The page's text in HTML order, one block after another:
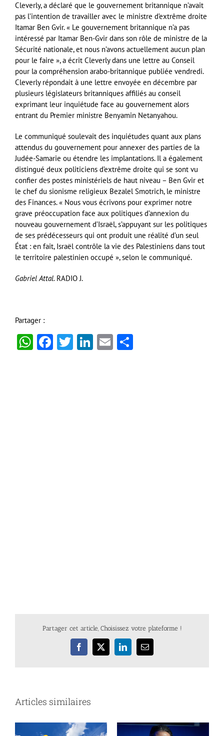
Cleverly, a déclaré que le gouvernement britannique n’avait
pas l’intention de travailler avec le ministre d’extrême droite
Itamar Ben Gvir. « Le gouvernement britannique n’a pas
intéressé par Itamar Ben-Gvir dans son rôle de ministre de la
Sécurité nationale, et nous n’avons actuellement aucun plan
pour le faire », a écrit Cleverly dans une lettre au Conseil
pour la compréhension arabo-britannique publiée vendredi.
Cleverly répondait à une lettre envoyée en décembre par
plusieurs législateurs britanniques affiliés au conseil
exprimant leur inquiétude face au gouvernement alors
entrant du Premier ministre Benyamin Netanyahou.
Le communiqué soulevait des inquiétudes quant aux plans
attendus du gouvernement pour annexer des parties de la
Judée-Samarie ou étendre les implantations. Il a également
distingué deux politiciens d’extrême droite qui se sont vu
confier des postes ministériels de haut niveau – Ben Gvir et
le chef du sionisme religieux Bezalel Smotrich, le ministre
des Finances. « Nous vous écrivons pour exprimer notre
grave préoccupation face aux politiques d’annexion du
nouveau gouvernement d’Israël, s’appuyant sur les politiques
de ses prédécesseurs qui ont produit une réalité d’un seul
État : en fait, Israël contrôle la vie des Palestiniens dans tout
le territoire palestinien occupé », selon le communiqué.
Gabriel Attal. RADIO J.
Partager :
WhatsApp
Facebook
Twitter
LinkedIn
Email
Partager cet article, Choisissez votre plateforme !
Facebook
X LinkedInEmail
Articles similaires